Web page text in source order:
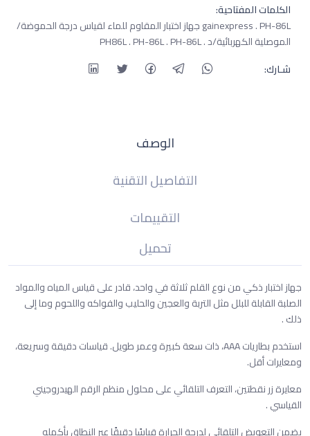
الكلمات المفتاحية:
gainexpress . PH-86L جهاز اختبار المقاوم للماء لقياس درجة الحموضة/
الموصلية الكهربائية/د . PH86L . PH-86L . PH-86L
شـارك:
الوصف
التفاصيل التقنية
التقييمات
تحميل
جهاز اختبار ذكي من نوع القلم ثلاثة في واحد، قادر على قياس المياه والمواد
الصلبة القابلة للبلل مثل التربة والعجين والحليب والفواكه واللحوم وما إلى
ذلك .
استخدم بطاريات AAA، ذات سعة كبيرة وعمر طويل. قياسات دقيقة وسريعة،
ومعايرات أقل.
معايرة زر نقطتين، التعرف التلقائي على محلول منظم الرقم الهيدروجيني
القياسي .
يضمن التعويض التلقائي لدرجة الحرارة قياسًا دقيقًا عبر النطاق بأكمله